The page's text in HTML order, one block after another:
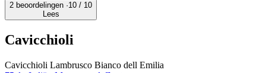
2 beoordelingen ·10 / 10
Lees
Cavicchioli
Cavicchioli Lambrusco Bianco dell Emilia